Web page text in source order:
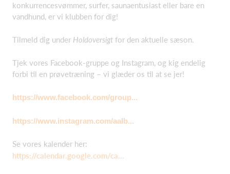
konkurrencesvømmer, surfer, saunaentusiast eller bare en
vandhund, er vi klubben for dig!
Tilmeld dig under Holdoversigt for den aktuelle sæson.
Tjek vores Facebook-gruppe og Instagram, og kig endelig
forbi til en prøvetræning – vi glæder os til at se jer!
https://www.facebook.com/group...
https://www.instagram.com/aalb...
Se vores kalender her:
https://calendar.google.com/ca...